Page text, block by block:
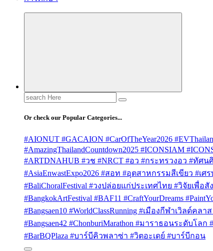
Search
for:
Or check our Popular Categories...
#AIONUT #GACAION #CarOfTheYear2026
#AmazingThailandCountdown2025 #ICONSIAM
#ARTDNAHUB #วช #NRCT #อว #กระทรวงอว #ทัศ
#AsiaEnwastExpo2026 #สอท #อุตสาหกรรมสีเขียว #เศ
#BaliChoralFestival #วงปล่อยแก่ประเทศไทย #วิจัยเพื่อ
#BangkokArtFestival #BAF11 #CraftYourDreams
#Bangsaen10 #WorldClassRunning #เมืองกีฬาเวิลด์คล
#Bangsaen42 #ChonburiMarathon #มาราธอนระดับโ
#BarBQPlaza #บาร์บีคิวพลาซ่า #วิตอะเดย์ #บาร์บีกอน